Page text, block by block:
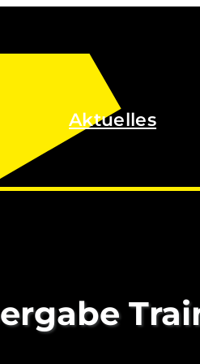
Aktuelles